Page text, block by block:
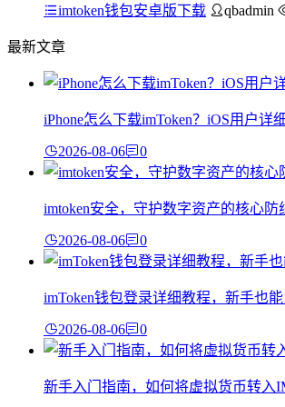
imtoken钱包安卓版下载 qbadmin
最新文章
iPhone怎么下载imToken？iOS用户详
2026-08-06 0
imtoken安全，守护数字资产的核心防
2026-08-06 0
imToken钱包登录详细教程，新手也
2026-08-06 0
新手入门指南，如何将虚拟货币转入